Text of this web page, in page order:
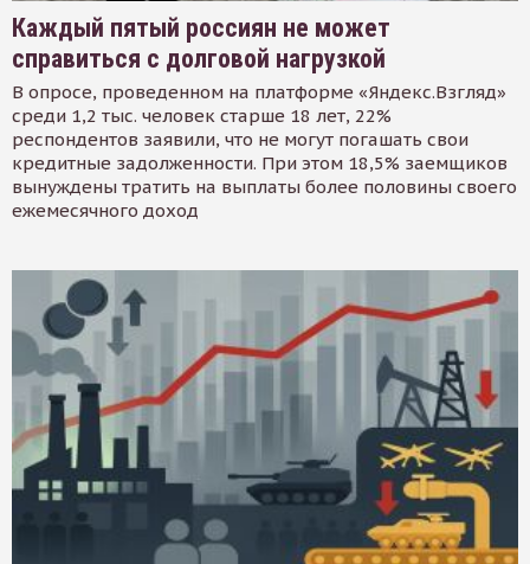
Каждый пятый россиян не может
справиться с долговой нагрузкой
В опросе, проведенном на платформе «Яндекс.Взгляд»
среди 1,2 тыс. человек старше 18 лет, 22%
респондентов заявили, что не могут погашать свои
кредитные задолженности. При этом 18,5% заемщиков
вынуждены тратить на выплаты более половины своего
ежемесячного доход